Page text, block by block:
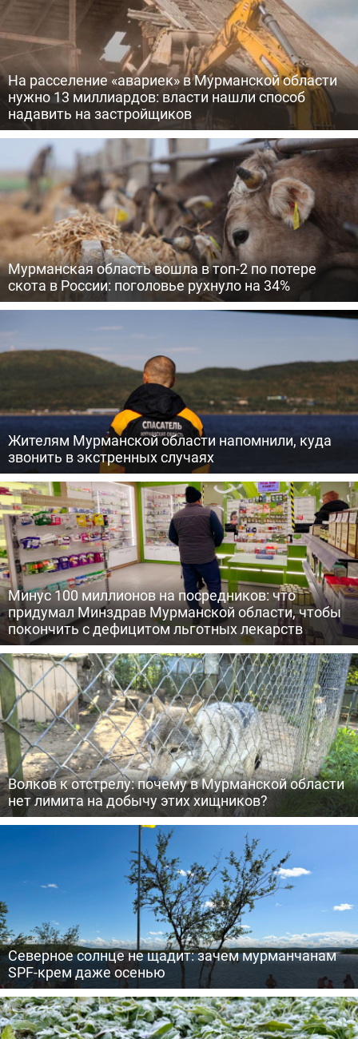
На расселение «авариек» в Мурманской области
нужно 13 миллиардов: власти нашли способ
надавить на застройщиков
Мурманская область вошла в топ-2 по потере
скота в России: поголовье рухнуло на 34%
Жителям Мурманской области напомнили, куда
звонить в экстренных случаях
Минус 100 миллионов на посредников: что
придумал Минздрав Мурманской области, чтобы
покончить с дефицитом льготных лекарств
Волков к отстрелу: почему в Мурманской области
нет лимита на добычу этих хищников?
Северное солнце не щадит: зачем мурманчанам
SPF-крем даже осенью